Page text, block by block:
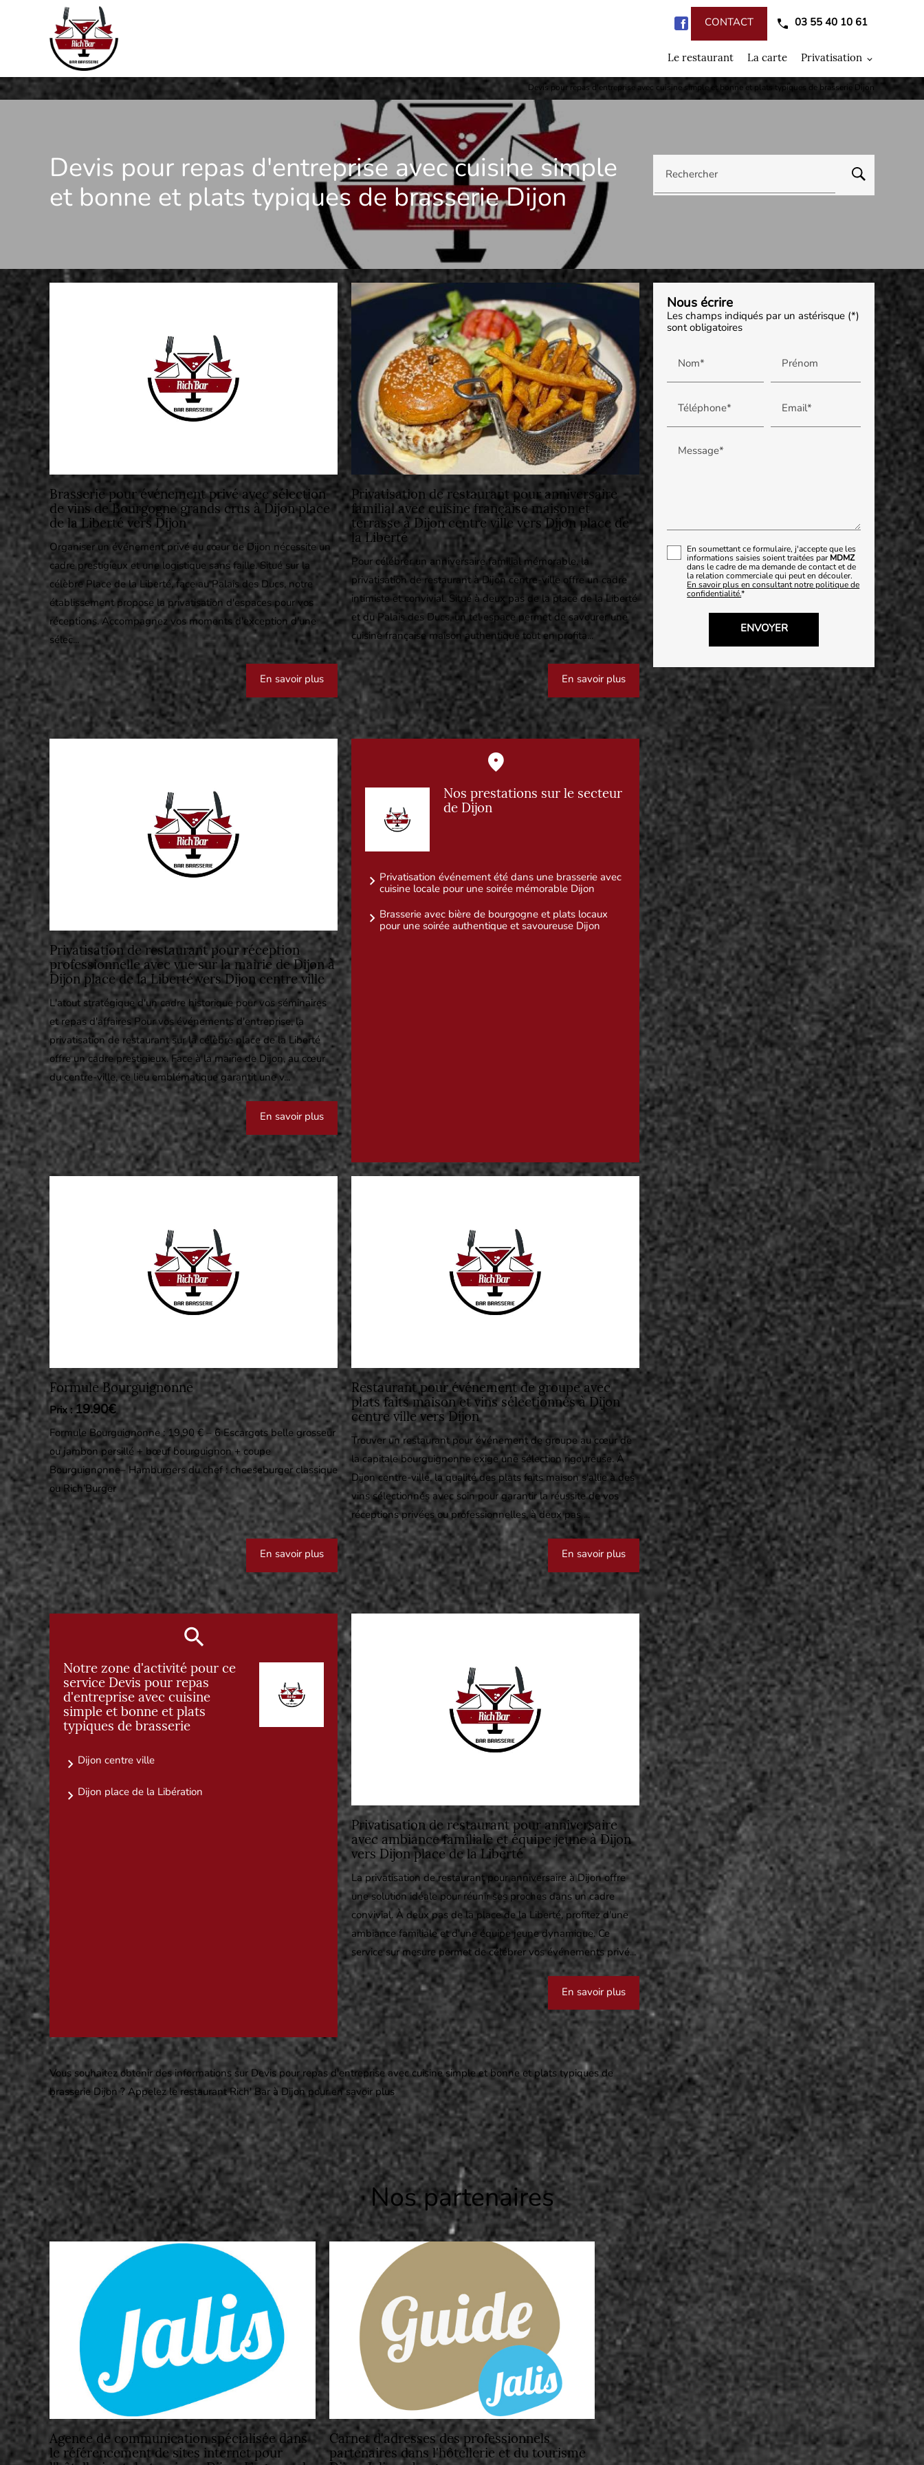
CONTACT 03 55 40 10 61
Le restaurant La carte Privatisation
Devis pour repas d'entreprise avec cuisine simple et bonne et plats typiques de brasserie Dijon
Devis pour repas d'entreprise avec cuisine simple
et bonne et plats typiques de brasserie Dijon
Rechercher
Brasserie pour événement privé avec sélection
de vins de Bourgogne grands crus à Dijon place
de la Liberté vers Dijon
Organiser un événement privé au cœur de Dijon nécessite un
cadre prestigieux et une logistique sans faille. Situé sur la
célèbre Place de la Liberté, face au Palais des Ducs, notre
établissement propose la privatisation d'espaces pour vos
réceptions. Accompagnez vos moments d'exception d'une
sélec...
En savoir plus
Privatisation de restaurant pour anniversaire
familial avec cuisine française maison et
terrasse à Dijon centre ville vers Dijon place de
la Liberté
Pour célébrer un anniversaire familial mémorable, la
privatisation de restaurant à Dijon centre-ville offre un cadre
intimiste et convivial. Situé à deux pas de la place de la Liberté
et du Palais des Ducs, un tel espace permet de savourer une
cuisine française maison authentique tout en profita...
En savoir plus
Privatisation de restaurant pour réception
professionnelle avec vue sur la mairie de Dijon à
Dijon place de la Liberté vers Dijon centre ville
L'atout stratégique d'un cadre historique pour vos séminaires
et repas d'affaires Pour vos événements d'entreprise, la
privatisation de restaurant sur la célèbre place de la Liberté
offre un cadre prestigieux. Face à la mairie de Dijon, au cœur
du centre-ville, ce lieu emblématique garantit une v...
En savoir plus
Nos prestations sur le secteur
de Dijon
Privatisation événement été dans une brasserie avec
cuisine locale pour une soirée mémorable Dijon
Brasserie avec bière de bourgogne et plats locaux
pour une soirée authentique et savoureuse Dijon
Formule Bourguignonne
Prix : 19.90€
Formule Bourguignonne : 19,90 € – 6 Escargots belle grosseur
ou jambon persillé + bœuf bourguignon + coupe
Bourguignonne– Hamburgers du chef : cheeseburger classique
ou Rich’Burger
En savoir plus
Restaurant pour événement de groupe avec
plats faits maison et vins sélectionnés à Dijon
centre ville vers Dijon
Trouver un restaurant pour événement de groupe au cœur de
la capitale bourguignonne exige une sélection rigoureuse. À
Dijon centre-ville, la qualité des plats faits maison s'allie à des
vins sélectionnés avec soin pour garantir la réussite de vos
réceptions privées ou professionnelles, à deux pas ...
En savoir plus
Notre zone d'activité pour ce
service Devis pour repas
d'entreprise avec cuisine
simple et bonne et plats
typiques de brasserie
Dijon centre ville
Dijon place de la Libération
Privatisation de restaurant pour anniversaire
avec ambiance familiale et équipe jeune à Dijon
vers Dijon place de la Liberté
La privatisation de restaurant pour anniversaire à Dijon offre
une solution idéale pour réunir ses proches dans un cadre
convivial. À deux pas de la place de la Liberté, profitez d'une
ambiance familiale et d'une équipe jeune dynamique. Ce
service sur mesure permet de célébrer vos événements privé...
En savoir plus
Vous souhaitez obtenir des informations sur Devis pour repas d'entreprise avec cuisine simple et bonne et plats typiques de
brasserie Dijon ? Appelez le restaurant Rich' Bar à Dijon pour en savoir plus
Nous écrire
Les champs indiqués par un astérisque (*)
sont obligatoires
Nom* Prénom
Téléphone* Email*
Message*
En soumettant ce formulaire, j'accepte que les
informations saisies soient traitées par MDMZ
dans le cadre de ma demande de contact et de
la relation commerciale qui peut en découler.
En savoir plus en consultant notre politique de
confidentialité.*
Nos partenaires
Agence de communication spécialisée dans
le référencement de sites internet pour
Carnet d'adresses des professionnels
partenaires dans l'hôtellerie et du tourisme
Panneau de gestion des cookies